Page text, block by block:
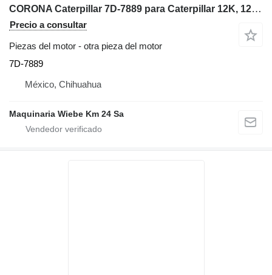
CORONA Caterpillar 7D-7889 para Caterpillar 12K, 12G, 12H, 130G, 140G, 143H, 160G, 160H, motoniveladora
Precio a consultar
Piezas del motor - otra pieza del motor
7D-7889
México, Chihuahua
Maquinaria Wiebe Km 24 Sa